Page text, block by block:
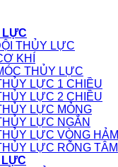
LỰC
THỦY LỰC
KHÍ
THỦY LỰC
LỰC 1 CHIỀU
LỰC 2 CHIỀU
LỰC MỎNG
LỰC NGẮN
LỰC VÒNG HẢM
LỰC RỖNG TÂM
LỰC